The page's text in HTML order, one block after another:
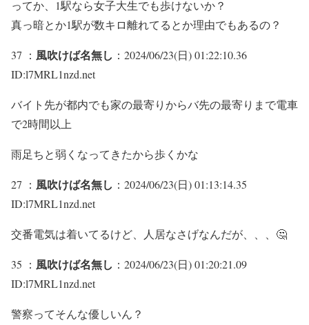
ってか、1駅なら女子大生でも歩けないか？
真っ暗とか1駅が数キロ離れてるとか理由でもあるの？
37 ： 風吹けば名無し ：2024/06/23(日) 01:22:10.36
ID:l7MRL1nzd.net
バイト先が都内でも家の最寄りからバ先の最寄りまで電車
で2時間以上
雨足ちと弱くなってきたから歩くかな
27 ： 風吹けば名無し ：2024/06/23(日) 01:13:14.35
ID:l7MRL1nzd.net
交番電気は着いてるけど、人居なさげなんだが、、、🤔
35 ： 風吹けば名無し ：2024/06/23(日) 01:20:21.09
ID:l7MRL1nzd.net
警察ってそんな優しいん？